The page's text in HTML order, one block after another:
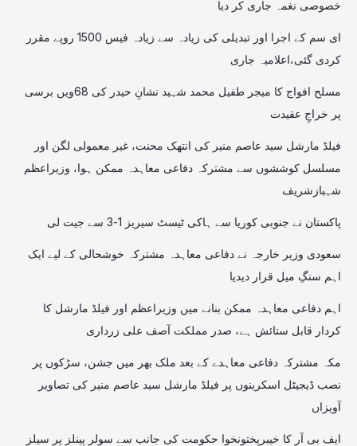
خصوصی نغمہ جاری کر دیا
ای سم کے اجرا اور تبدیلی کی زیادہ سے زیادہ فیس 1500 روپے مقرر
کردی گئی،اعلامیہ جاری
مسلح افواج کا میجر طفیل محمد شہید نشانِ حیدر کی 68ویں برسی
پر خراجِ عقیدت
فیلڈ مارشل سید عاصم منیر کی انتھک محنت، غیر معمولی لگن اور
مسلسل کوششوں سے مشترکہ دفاعی معاہدہ ممکن ہوا، وزیراعظم
شہبازشریف
پاکستان نے جنوبی کوریا سے ہاکی ٹیسٹ سیریز 1-3 سے جیت لی
سعودی وزیر خارجہ نے دفاعی معاہدہ مشترکہ خوشحالی کے لیے ایک
اہم سنگِ میل قرار دیدیا
اہم دفاعی معاہدہ ممکن بنانے میں وزیراعظم اور فیلڈ مارشل کا
کردار قابل ستائش ہے، صدر مملکت آصف علی زرداری
مکہ مشترکہ دفاعی معاہدے کے بعد ملک بھر میں جشن، سڑکوں پر
نصب ڈیجیٹل اسکرینوں پر فیلڈ مارشل سید عاصم منیر کی تصاویر
آویزاں
ایف بی آر کا خیبرپختونخوا حکومت کی جانب سے سولر پینلز پر سیلز